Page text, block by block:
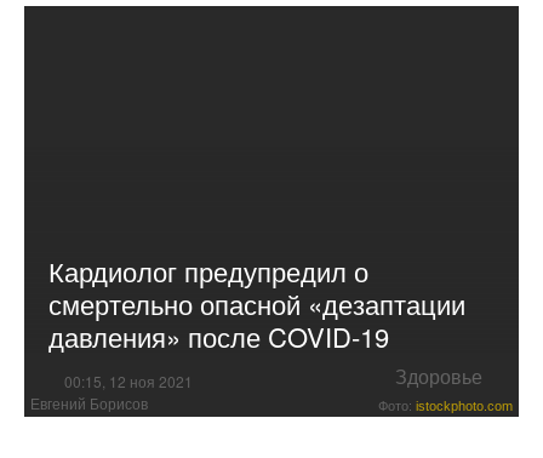
Кардиолог предупредил о
смертельно опасной «дезаптации
давления» после COVID-19
00:15, 12 ноя 2021 Здоровье
Евгений Борисов Фото: istockphoto.com